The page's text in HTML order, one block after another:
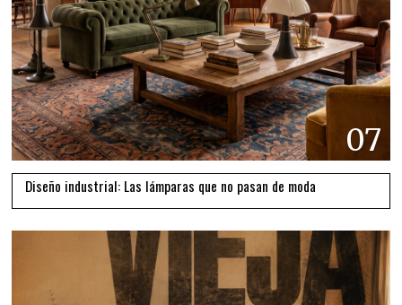
07
Diseño industrial: Las lámparas que no pasan de moda